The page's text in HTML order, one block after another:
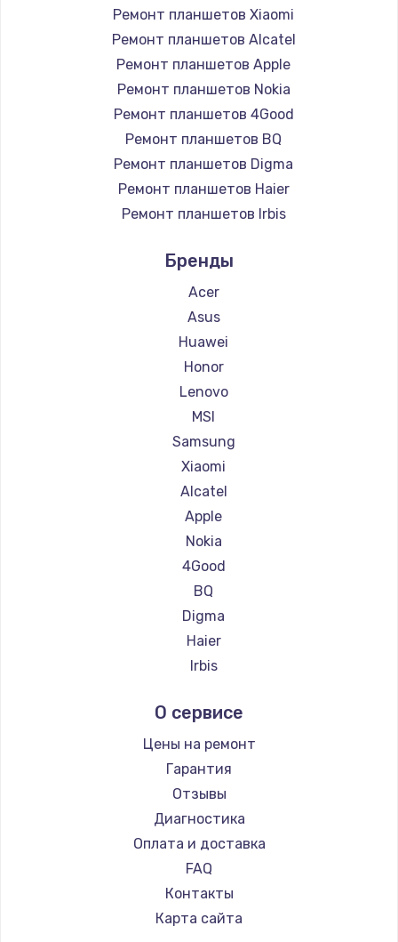
Ремонт планшетов Xiaomi
Ремонт планшетов Alcatel
Ремонт планшетов Apple
Ремонт планшетов Nokia
Ремонт планшетов 4Good
Ремонт планшетов BQ
Ремонт планшетов Digma
Ремонт планшетов Haier
Ремонт планшетов Irbis
Ремонт планшетов Microsoft
Ремонт планшетов BlackView
Ремонт планшетов Amazon
Ремонт планшетов Aquarius
Ремонт планшетов Philips
Ремонт планшетов Dell
Ремонт планшетов HP
Ремонт планшетов Getac
Ремонт планшетов ZTE
Ремонт планшетов Google
Ремонт планшетов Navitel
Ремонт планшетов Teclast
Ремонт планшетов CHUWI
Бренды
Acer
Asus
Huawei
Honor
Lenovo
MSI
Samsung
Xiaomi
Alcatel
Apple
Nokia
4Good
BQ
Digma
Haier
Irbis
Microsoft
BlackView
Amazon
Aquarius
Philips
Dell
HP
Getac
ZTE
О сервисе
Цены на ремонт
Гарантия
Отзывы
Диагностика
Оплата и доставка
FAQ
Контакты
Карта сайта